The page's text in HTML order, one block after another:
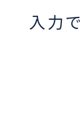
入力